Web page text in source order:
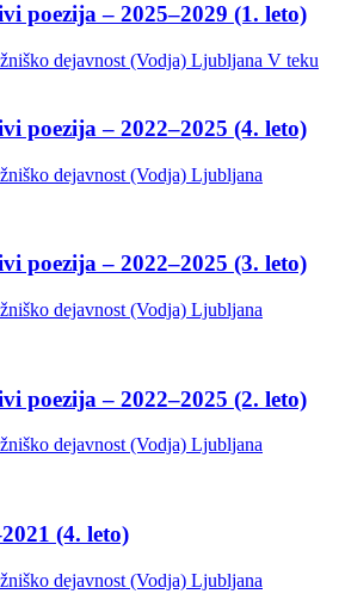
poezija – 2025–2029 (1. leto)
dejavnost (Vodja) Ljubljana V teku
poezija – 2022–2025 (4. leto)
dejavnost (Vodja) Ljubljana
poezija – 2022–2025 (3. leto)
dejavnost (Vodja) Ljubljana
poezija – 2022–2025 (2. leto)
dejavnost (Vodja) Ljubljana
(4. leto)
dejavnost (Vodja) Ljubljana